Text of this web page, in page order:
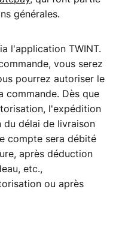
générales.
l'application TWINT.
vous serez
pourrez autoriser le
commande. Dès que
l'expédition
délai de livraison
compte sera débité
après déduction
etc.,
ou après